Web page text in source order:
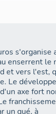
s'organise
enserrent le
et vers l'est,
Le
axe fort
un gué, à